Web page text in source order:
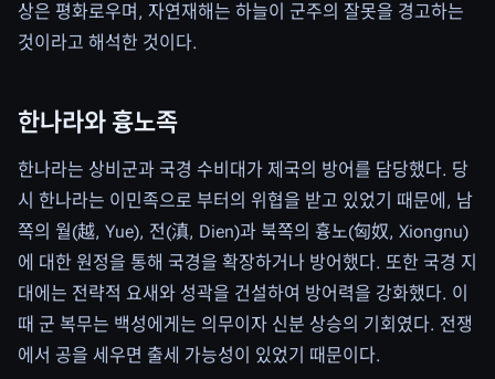
상은 평화로우며, 자연재해는 하늘이 군주의 잘못을 경고하는
것이라고 해석한 것이다.
한나라와 흉노족
한나라는 상비군과 국경 수비대가 제국의 방어를 담당했다. 당
시 한나라는 이민족으로 부터의 위협을 받고 있었기 때문에, 남
쪽의 월(越, Yue), 전(滇, Dien)과 북쪽의 흉노(匈奴, Xiongnu)
에 대한 원정을 통해 국경을 확장하거나 방어했다. 또한 국경 지
대에는 전략적 요새와 성곽을 건설하여 방어력을 강화했다. 이
때 군 복무는 백성에게는 의무이자 신분 상승의 기회였다. 전쟁
에서 공을 세우면 출세 가능성이 있었기 때문이다.